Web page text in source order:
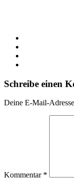
Schreibe einen
Deine E-Mail-
Kommentar *